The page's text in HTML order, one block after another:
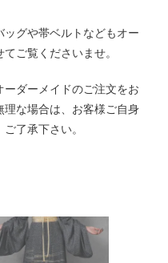
グや帯ベルトなどもオー
ご覧くださいませ。
ダーメイドのご注文をお
な場合は、お客様ご自身
了承下さい。